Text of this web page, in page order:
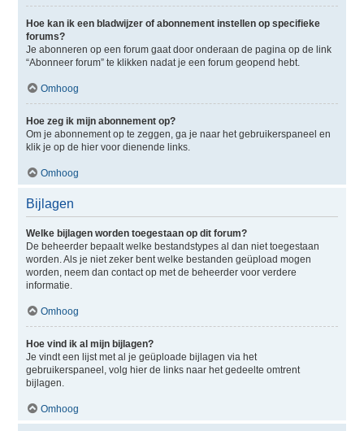
Hoe kan ik een bladwijzer of abonnement instellen op specifieke
forums?
Je abonneren op een forum gaat door onderaan de pagina op de link
“Abonneer forum” te klikken nadat je een forum geopend hebt.
Omhoog
Hoe zeg ik mijn abonnement op?
Om je abonnement op te zeggen, ga je naar het gebruikerspaneel en
klik je op de hier voor dienende links.
Omhoog
Bijlagen
Welke bijlagen worden toegestaan op dit forum?
De beheerder bepaalt welke bestandstypes al dan niet toegestaan
worden. Als je niet zeker bent welke bestanden geüpload mogen
worden, neem dan contact op met de beheerder voor verdere
informatie.
Omhoog
Hoe vind ik al mijn bijlagen?
Je vindt een lijst met al je geüploade bijlagen via het
gebruikerspaneel, volg hier de links naar het gedeelte omtrent
bijlagen.
Omhoog